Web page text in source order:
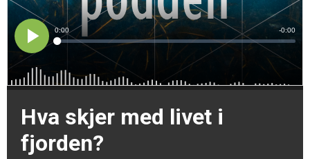
Hva skjer med livet i
fjorden?